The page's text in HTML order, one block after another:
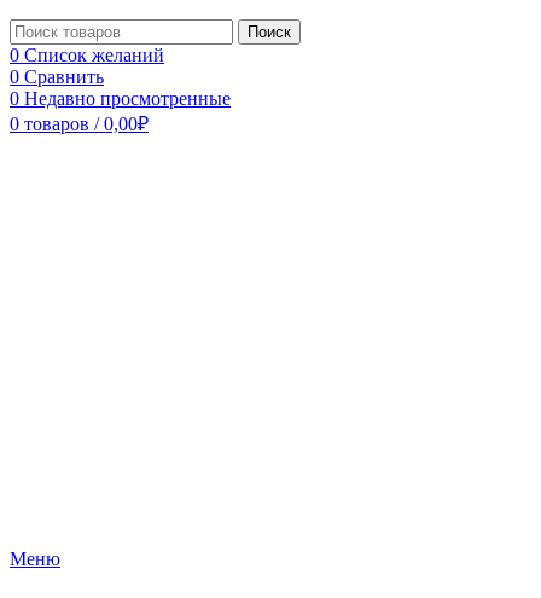
Поиск
0 Список желаний
0 Сравнить
0 Недавно просмотренные
0 товаров / 0,00₽
Меню